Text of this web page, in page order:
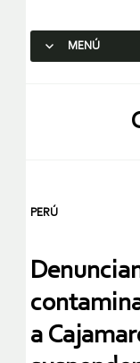
MENÚ
PERÚ
a